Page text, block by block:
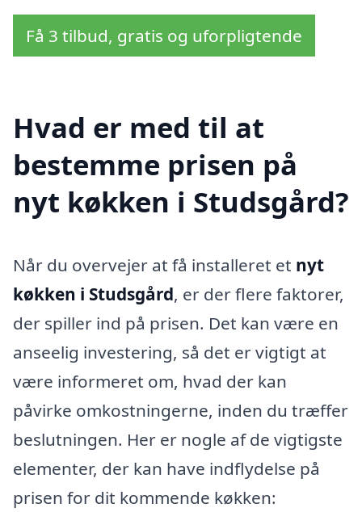
Få 3 tilbud, gratis og uforpligtende
Hvad er med til at
bestemme prisen på
nyt køkken i Studsgård?
Når du overvejer at få installeret et nyt
køkken i Studsgård, er der flere faktorer,
der spiller ind på prisen. Det kan være en
anseelig investering, så det er vigtigt at
være informeret om, hvad der kan
påvirke omkostningerne, inden du træffer
beslutningen. Her er nogle af de vigtigste
elementer, der kan have indflydelse på
prisen for dit kommende køkken: